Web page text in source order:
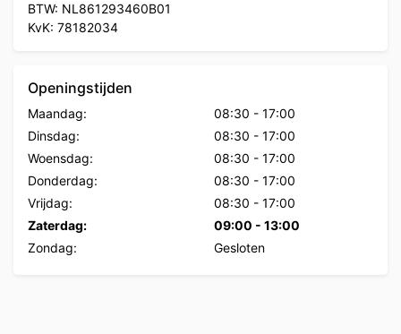
BTW: NL861293460B01
KvK: 78182034
Openingstijden
Maandag: 08:30 - 17:00
Dinsdag:
08:30 - 17:00
Woensdag:
08:30 - 17:00
Donderdag:
08:30 - 17:00
Vrijdag:
08:30 - 17:00
Zaterdag:
09:00 - 13:00
Zondag:
Gesloten